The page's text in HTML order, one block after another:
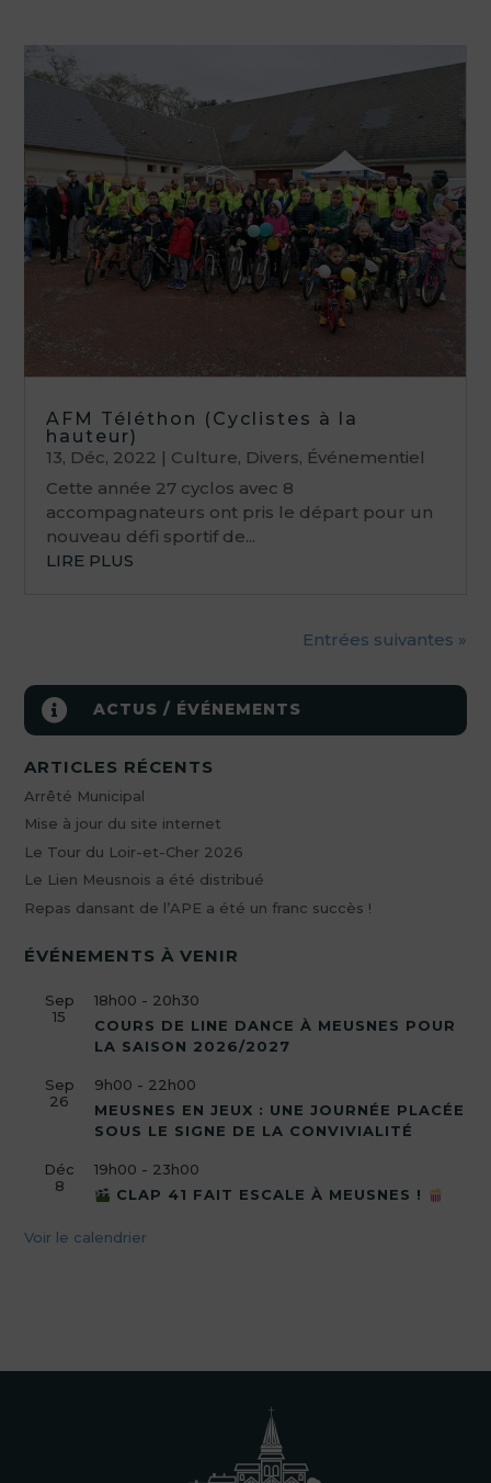
AFM Téléthon (Cyclistes à la
hauteur)
13, Déc, 2022 | Culture, Divers, Événementiel
Cette année 27 cyclos avec 8
accompagnateurs ont pris le départ pour un
nouveau défi sportif de...
LIRE PLUS
Entrées suivantes »
 ACTUS / ÉVÉNEMENTS
ARTICLES RÉCENTS
Arrêté Municipal
Mise à jour du site internet
Le Tour du Loir-et-Cher 2026
Le Lien Meusnois a été distribué
Repas dansant de l’APE a été un franc succès !
ÉVÉNEMENTS À VENIR
Sep
15
18h00 - 20h30
COURS DE LINE DANCE À MEUSNES POUR
LA SAISON 2026/2027
Sep
26
9h00 - 22h00
MEUSNES EN JEUX : UNE JOURNÉE PLACÉE
SOUS LE SIGNE DE LA CONVIVIALITÉ
Déc
8
19h00 - 23h00
CLAP 41 FAIT ESCALE À MEUSNES !
Voir le calendrier